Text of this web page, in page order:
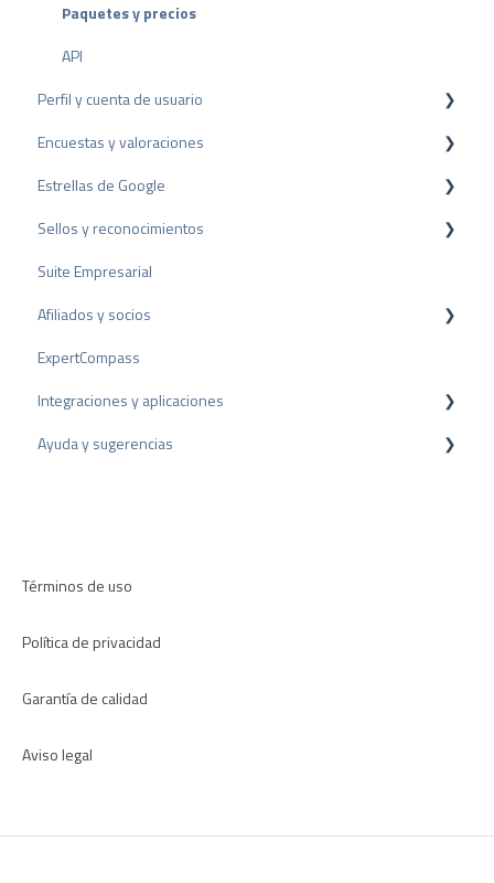
Paquetes y precios
API
Perfil y cuenta de usuario
Configuración del perfil
Cuenta de usuario
Facturación
Encuestas y valoraciones
Reseñas
Encuestas
Otras fuentes
Compartir Reseñas
Reseñas negativas
Proceso de Arbitraje
Consejos sobre reseñas
Estrellas de Google
Rich Snippet
Sellos y reconocimientos
Sello PRO
Sello de valoración
Premios
Suite Empresarial
Afiliados y socios
Programa de partners
Recomendación
ExpertCompass
Integraciones y aplicaciones
Plugins para CMS
Ayuda y sugerencias
Términos de uso
Política de privacidad
Garantía de calidad
Aviso legal